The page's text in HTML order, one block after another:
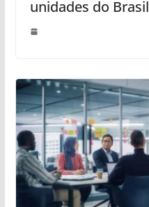
unidades do Brasil